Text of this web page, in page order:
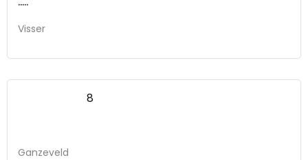
Visser
8
Ganzeveld